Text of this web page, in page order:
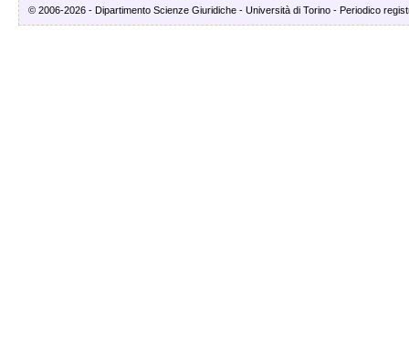
© 2006-2026 - Dipartimento Scienze Giuridiche - Università di Torino - Periodico